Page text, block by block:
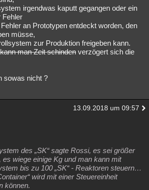
irgendwas kaputt gegangen oder ein
Fehler
an Prototypen entdeckt worden, den
müsse,
zur Produktion freigeben kann.
kann man Zeit schinden verzögert sich die
sowas nicht ?
13.09.2018 um 09:57
des „SK“ sagte Rossi, es sei größer
es wiege einige Kg und man kann mit
bis zu 100 „SK“ - Reaktoren steuern…
wird mit einer Steuereinheit
können.